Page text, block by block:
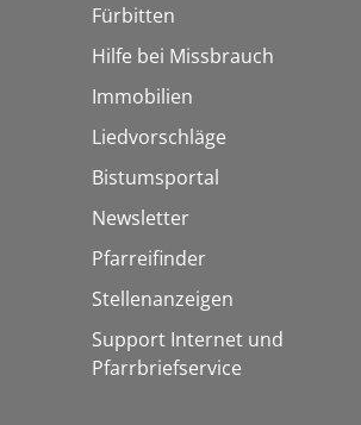
Fürbitten
Hilfe bei Missbrauch
Immobilien
Liedvorschläge
Bistumsportal
Newsletter
Pfarreifinder
Stellenanzeigen
Support Internet und
Pfarrbriefservice